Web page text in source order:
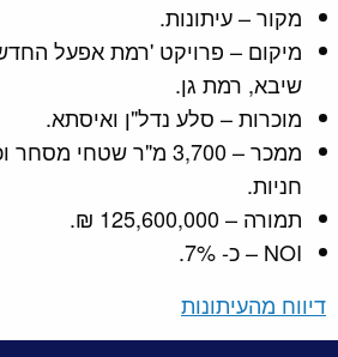
מקור – עיתונות.
מיקום – פרויקט 'רמת אפעל
שיבא, רמת גן.
מוכרות – סלע נדל"ן ואיסתא.
חניות.
תמורה – 125,600,000 ₪.
NOI – כ- 7%.
דיווח מהעיתונות